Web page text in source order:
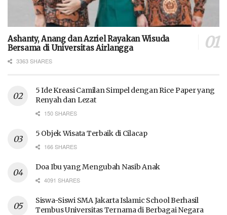
Ashanty, Anang dan Azriel Rayakan Wisuda
Bersama di Universitas Airlangga
3363 SHARES
5 Ide Kreasi Camilan Simpel dengan Rice Paper yang
Renyah dan Lezat
150 SHARES
5 Objek Wisata Terbaik di Cilacap
166 SHARES
Doa Ibu yang Mengubah Nasib Anak
4091 SHARES
Siswa-Siswi SMA Jakarta Islamic School Berhasil
Tembus Universitas Ternama di Berbagai Negara